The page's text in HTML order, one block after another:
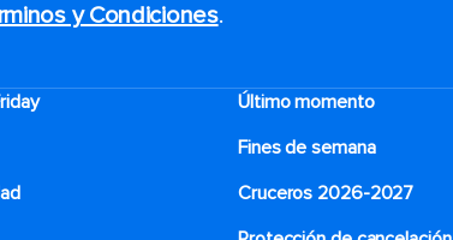
y Condiciones.
Último momento
Fines de semana
Cruceros 2026-2027